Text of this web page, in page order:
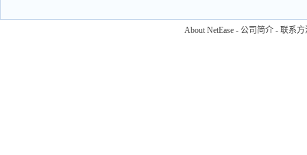
About NetEase - 公司简介 - 联系方